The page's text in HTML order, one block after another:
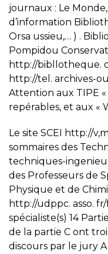
journaux : Le
d’information
Orsa ussieu,… ) .
Pompidou
http://bibllotheque.
http://tel. archives-
Attention aux TIPE
repérables, et aux «
Le site SCEI http://
sommaires des
techniques-
des Professeurs de
Physique et de
http://udppc. asso.
spécialiste(s) 14
de la partie C ont
discours par le jury